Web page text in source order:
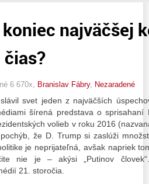
najväčšej
6 670x, Branislav Fábry, Nezaradené
svet jeden z najväčších
šírená predstava o
volieb v roku 2016
že D. Trump si zaslúži
je neprijateľná, avšak napriek
nie je – akýsi „Putinov
21. storočia.